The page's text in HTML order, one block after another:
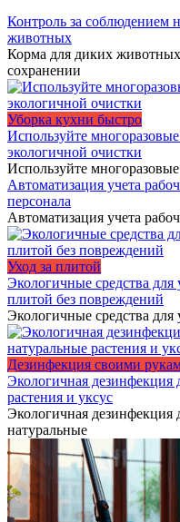
Контроль за соблюдением
животных
Корма для диких
сохранении
Уборка кухни быстро
Используйте
экологичной очистки
Используйте
Автоматизация учета
персонала
Автоматизация учета
Уход за плитой
Экологичные средства для
плитой без повреждений
Экологичные средства для
Дезинфекция своими
Экологичная дезинфекция
растения и уксус
Экологичная дезинфекция
натуральные